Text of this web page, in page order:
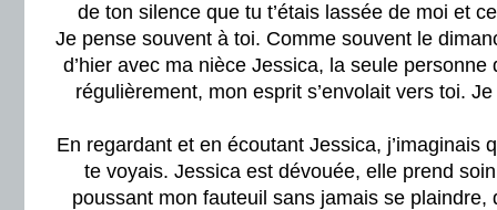
de ton silence que tu t’étais lassée de moi et
Je pense souvent à toi. Comme souvent le
d’hier avec ma nièce Jessica, la seule
régulièrement, mon esprit s’envolait vers toi.
En regardant et en écoutant Jessica, j’imaginais
te voyais. Jessica est dévouée, elle prend
poussant mon fauteuil sans jamais se plaindre,